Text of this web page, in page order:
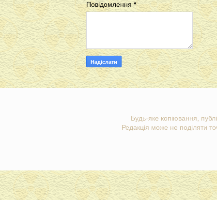
Повідомлення*
Будь-яке копіювання,
Редакція може не поділяти